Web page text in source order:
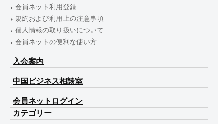
会員ネット利用登録
規約および利用上の注意事項
個人情報の取り扱いについて
会員ネットの便利な使い方
入会案内
中国ビジネス相談室
会員ネットログイン
カテゴリー